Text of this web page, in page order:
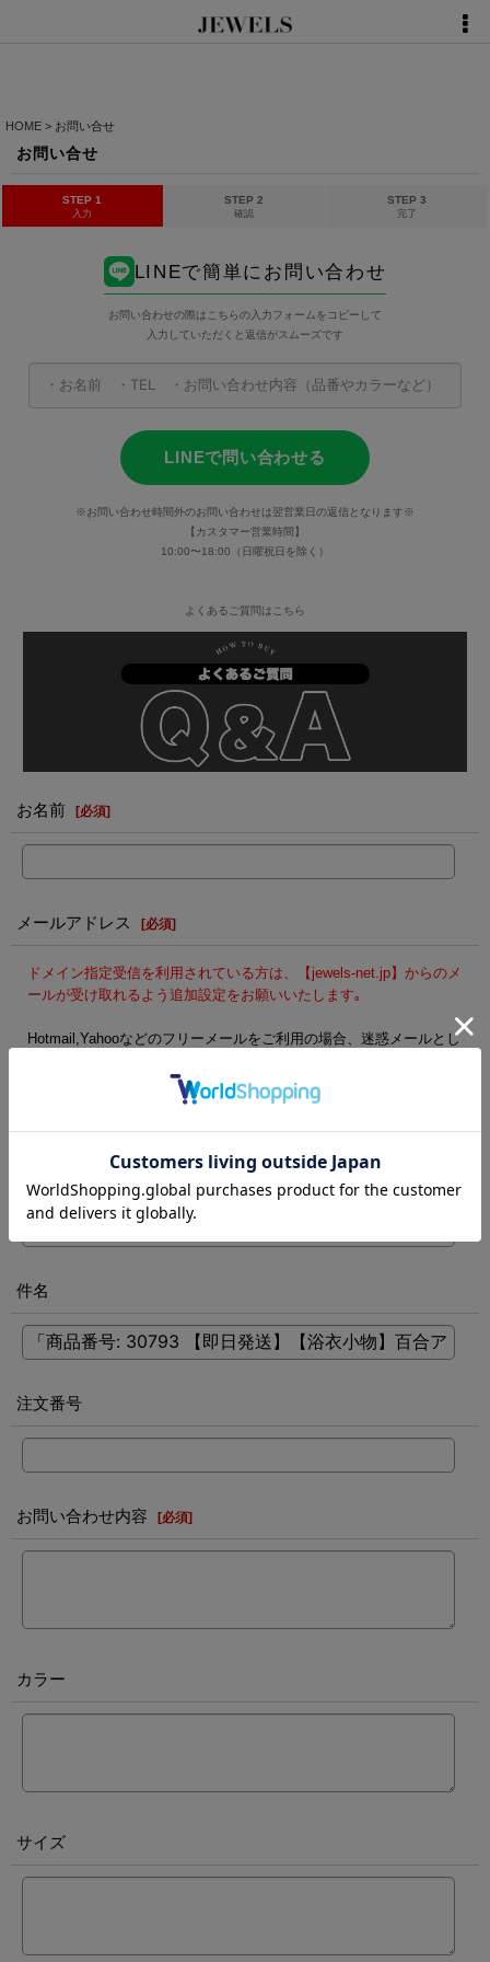
HOME > お問い合せ
お問い合せ
STEP 1
入力
STEP 2
確認
STEP 3
完了
LINEで簡単にお問い合わせ
お問い合わせの際はこちらの入力フォームをコピーして
入力していただくと返信がスムーズです
LINEで問い合わせる
※お問い合わせ時間外のお問い合わせは翌営業日の返信となります※
【カスタマー営業時間】
10:00〜18:00（日曜祝日を除く）
よくあるご質問はこちら
お名前 [必須]
メールアドレス [必須]
ドメイン指定受信を利用されている方は、【jewels-net.jp】からのメ
ールが受け取れるよう追加設定をお願いいたします｡
Hotmail,Yahooなどのフリーメールをご利用の場合、迷惑メールとし
件名
注文番号
お問い合わせ内容 [必須]
カラー
サイズ